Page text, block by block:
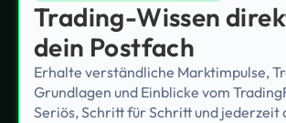
Trading-Wissen
dein Postfach
Erhalte verständliche Marktimpulse,
Grundlagen und Einblicke vom
Seriös, Schritt für Schritt und jederzeit